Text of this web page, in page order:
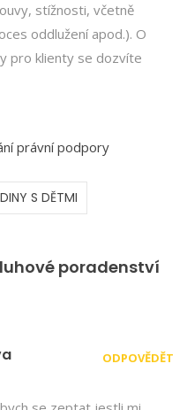
stížnosti, včetně
oddlužení apod.). O
pro klienty se dozvíte
právní podpory
S DĚTMI
poradenství
ODPOVĚDĚT